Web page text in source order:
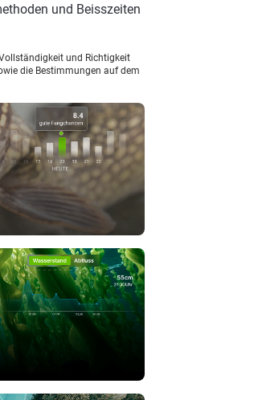
und Beisszeiten
und Richtigkeit
die Bestimmungen auf dem